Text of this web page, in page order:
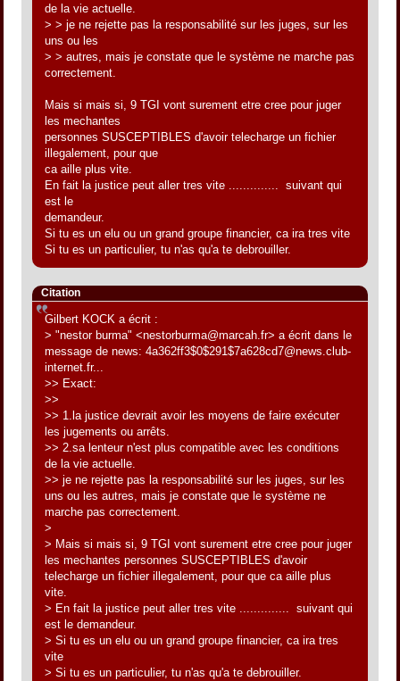
de la vie actuelle.
> > je ne rejette pas la responsabilité sur les juges, sur les
uns ou les
> > autres, mais je constate que le système ne marche pas
correctement.
Mais si mais si, 9 TGI vont surement etre cree pour juger
les mechantes
personnes SUSCEPTIBLES d'avoir telecharge un fichier
illegalement, pour que
ca aille plus vite.
En fait la justice peut aller tres vite .............. suivant qui
est le
demandeur.
Si tu es un elu ou un grand groupe financier, ca ira tres vite
Si tu es un particulier, tu n'as qu'a te debrouiller.
Citation
Gilbert KOCK a écrit :
> "nestor burma" <nestorburma@marcah.fr> a écrit dans le
message de news: 4a362ff3$0$291$7a628cd7@news.club-
internet.fr...
>> Exact:
>>
>> 1.la justice devrait avoir les moyens de faire exécuter
les jugements ou arrêts.
>> 2.sa lenteur n'est plus compatible avec les conditions
de la vie actuelle.
>> je ne rejette pas la responsabilité sur les juges, sur les
uns ou les autres, mais je constate que le système ne
marche pas correctement.
>
> Mais si mais si, 9 TGI vont surement etre cree pour juger
les mechantes personnes SUSCEPTIBLES d'avoir
telecharge un fichier illegalement, pour que ca aille plus
vite.
> En fait la justice peut aller tres vite .............. suivant qui
est le demandeur.
> Si tu es un elu ou un grand groupe financier, ca ira tres
vite
> Si tu es un particulier, tu n'as qu'a te debrouiller.